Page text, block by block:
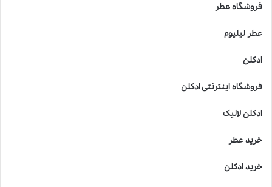
فروشگاه عطر
عطر لیلیوم
ادکلن
فروشگاه اینترنتی ادکلن
ادکلن لالیک
خرید عطر
خرید ادکلن